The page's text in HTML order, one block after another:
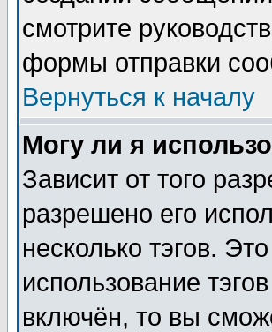
смотрите
формы отправки
Вернуться к началу
Могу ли я
Зависит от того
разрешено его
несколько тэгов.
использование
включён, то вы